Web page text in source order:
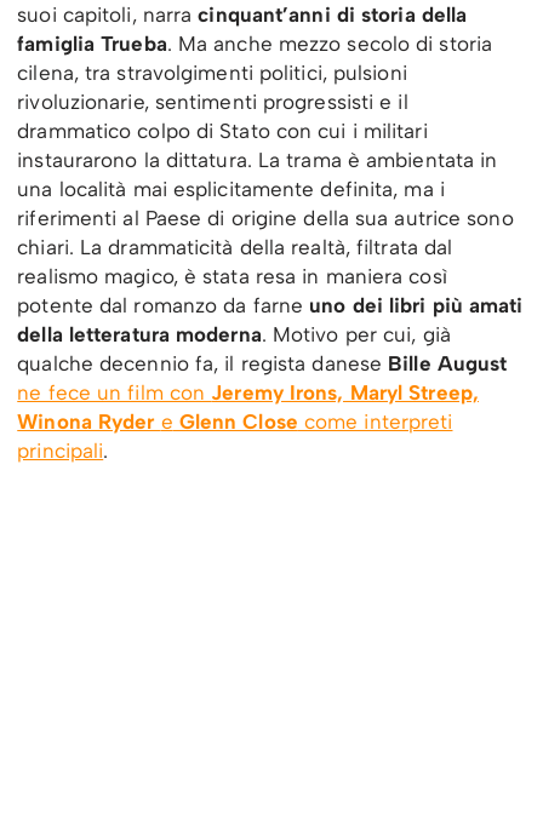
suoi capitoli, narracinquant’anni di storia della
famiglia Trueba. Ma anche mezzo secolo di storia
cilena, tra stravolgimenti politici, pulsioni
rivoluzionarie, sentimenti progressisti e il
drammatico colpo di Stato con cui i militari
instaurarono la dittatura. La trama è ambientata in
una località mai esplicitamente definita, ma i
riferimenti al Paese di origine della sua autrice sono
chiari. La drammaticità della realtà, filtrata dal
realismo magico, è stata resa in maniera così
potente dal romanzo da farne uno dei libri più amati
della letteratura moderna. Motivo per cui, già
qualche decennio fa, il regista danese Bille August
ne fece un film con Jeremy Irons, Maryl Streep,
Winona Ryder e Glenn Close come interpreti
principali.